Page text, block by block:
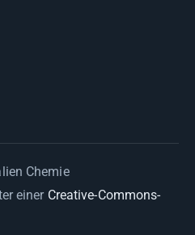
Chemie
einer Creative-Commons-